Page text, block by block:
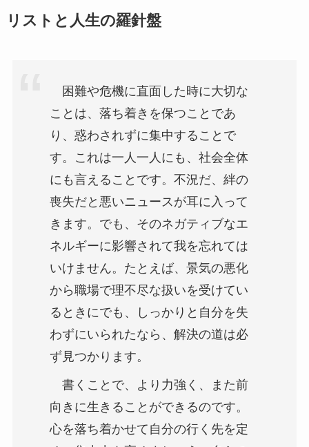
リストと人生の羅針盤
困難や危機に直面した時に大切な
ことは、落ち着きを保つことであ
り、惑わされずに集中することで
す。これは一人一人にも、社会全体
にも言えることです。不況だ、絆の
喪失だと悪いニュースが耳に入って
きます。でも、そのネガティブなエ
ネルギーに影響されて我を忘れては
いけません。たとえば、景気の悪化
から職場で理不尽な扱いを受けてい
るときにでも、しっかりと自分を失
わずにいられたなら、解決の道は必
ず見つかります。
書くことで、より力強く、また前
向きに生きることができるのです。
心を落ち着かせて自分の行く先を定